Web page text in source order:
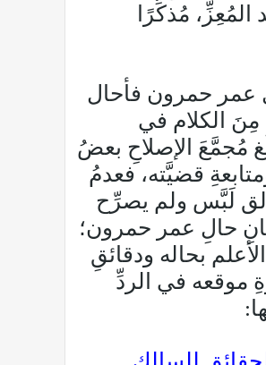
مُذكِّرًا
عمر حمرون فأحال
الكلام في
مُجمَّعَ الإصلاحِ بعضُ
قضيَّته، فعدمُ
لَبَّس ولم يصرِّح
حالِ عمر حمرون؛
بحاله ودقائقِ
موقعه في الردِّ